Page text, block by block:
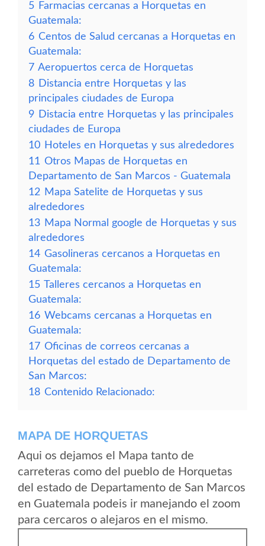
5 Farmacias cercanas a Horquetas en
Guatemala:
6 Centos de Salud cercanas a Horquetas en
Guatemala:
7 Aeropuertos cerca de Horquetas
8 Distancia entre Horquetas y las
principales ciudades de Europa
9 Distacia entre Horquetas y las principales
ciudades de Europa
10 Hoteles en Horquetas y sus alrededores
11 Otros Mapas de Horquetas en
Departamento de San Marcos - Guatemala
12 Mapa Satelite de Horquetas y sus
alrededores
13 Mapa Normal google de Horquetas y sus
alrededores
14 Gasolineras cercanos a Horquetas en
Guatemala:
15 Talleres cercanos a Horquetas en
Guatemala:
16 Webcams cercanas a Horquetas en
Guatemala:
17 Oficinas de correos cercanas a
Horquetas del estado de Departamento de
San Marcos:
18 Contenido Relacionado:
MAPA DE HORQUETAS
Aqui os dejamos el Mapa tanto de
carreteras como del pueblo de Horquetas
del estado de Departamento de San Marcos
en Guatemala podeis ir manejando el zoom
para cercaros o alejaros en el mismo.